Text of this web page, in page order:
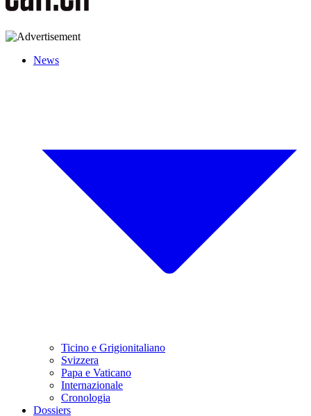
News
Ticino e Grigionitaliano
Svizzera
Papa e Vaticano
Internazionale
Cronologia
Dossiers